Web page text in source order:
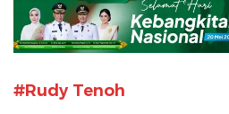
#Rudy Tenoh